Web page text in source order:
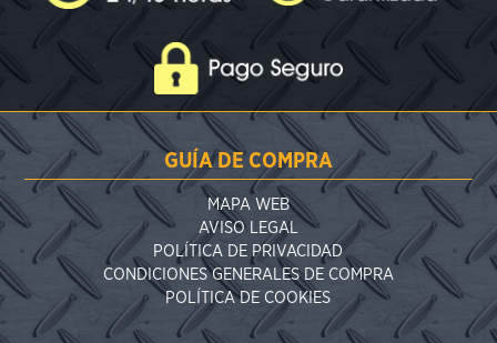
GUÍA DE COMPRA
MAPA WEB
AVISO LEGAL
POLÍTICA DE PRIVACIDAD
CONDICIONES GENERALES DE COMPRA
POLÍTICA DE COOKIES